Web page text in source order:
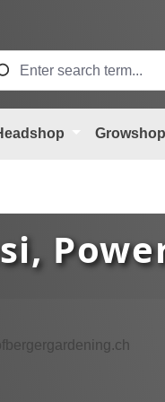
Growshop